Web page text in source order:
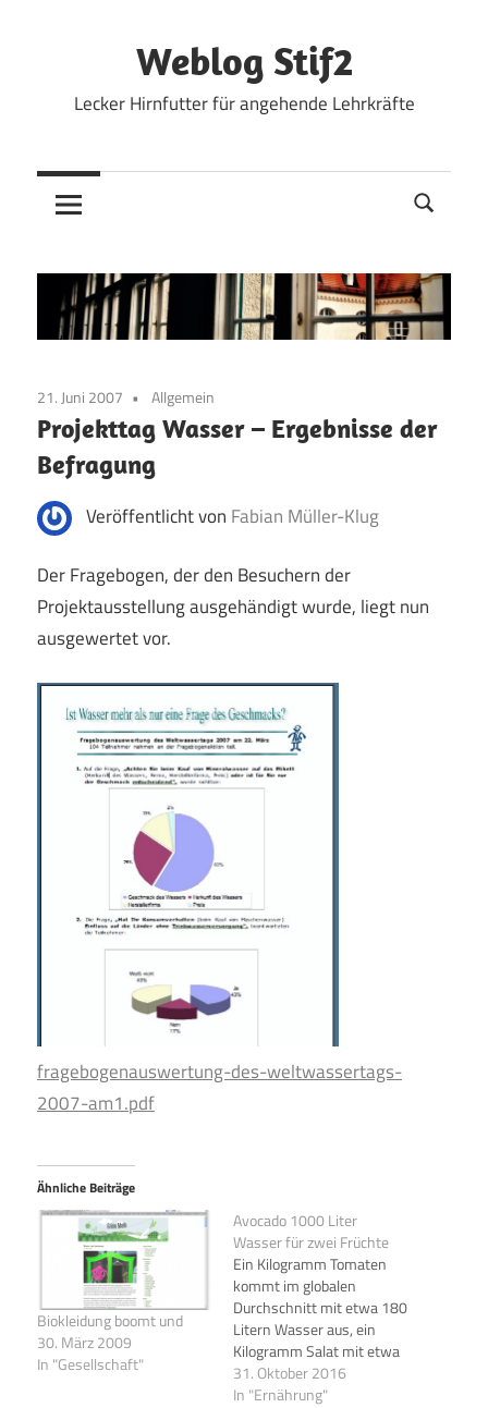
Weblog Stif2
Lecker Hirnfutter für angehende Lehrkräfte
21. Juni 2007 Allgemein
Projekttag Wasser – Ergebnisse der
Befragung
Veröffentlicht von Fabian Müller-Klug
Der Fragebogen, der den Besuchern der
Projektausstellung ausgehändigt wurde, liegt nun
ausgewertet vor.
fragebogenauswertung-des-weltwassertags-
2007-am1.pdf
Ähnliche Beiträge
Biokleidung boomt und
30. März 2009
In "Gesellschaft"
Avocado 1000 Liter
Wasser für zwei Früchte
Ein Kilogramm Tomaten
kommt im globalen
Durchschnitt mit etwa 180
Litern Wasser aus, ein
Kilogramm Salat mit etwa
130 Litern. Ein Kilogramm
Avocados verbraucht
31. Oktober 2016
In "Ernährung"